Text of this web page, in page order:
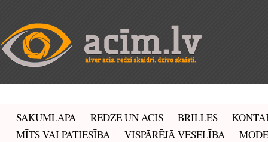
SĀKUMLAPA REDZE UN ACIS BRILLES
MĪTS VAI PATIESĪBA
VISPĀRĒJĀ VESELĪBA MODE